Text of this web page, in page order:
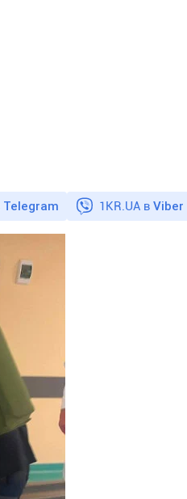
Telegram 1KR.UA в Viber